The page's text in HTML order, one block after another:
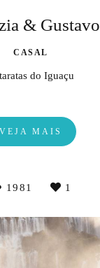
& Gustavo
CASAL
do Iguaçu
VEJA MAIS
1981 1